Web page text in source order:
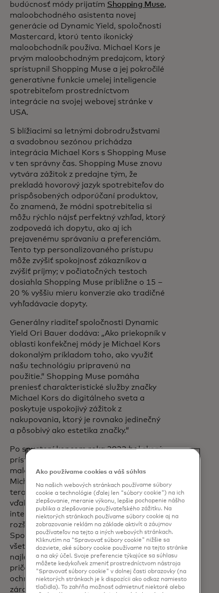
budúcnosť módy prijatím Shopping Muse,
maloobchodného asistenta novej
generácie od Dynamic Yield, spoločnosti
Mastercard, ktorú tento ikonický
maloobchodník používa. Michael Kors je
prvým maloobchodným predajcom, ktorý
sprístupnil Shopping Muse a jej pokročilé
generatívne funkcie umelej inteligencie
spotrebiteľom prostredníctvom
integrácie na svojej webovej stránke v
USA.
S blížiacimi sa letnými dobrodružstvami
a svadobnou sezónou prichádza
integrácia Michael Kors s Shopping Muse
v ten správny čas. Shopping Muse znovu
vytvára zážitok z predajne tým, že
prekladá hovorový jazyk spotrebiteľov do
prispôsobených odporúčaní produktov,
čo znamená, že módni spotrebitelia si
môžu rýchlo nájsť perfektný vzhľad, ktorý
zodpovedá ich dopytu, ako aj ich
prejavenému správaniu a preferenciám.
Tento typ personalizovaného prístupu
môže zvýšiť spokojnosť zákazníkov a
zvýšiť príjmy; v počiatočných testoch
dosiahla Shopping Muse približne o 15 –
20 % vyššiu mieru konverzie ako tradičné
vyhľadávacie dopyty.
Generálny riaditeľ spoločnosti Dynamic
Yield Ori Bauer dodáva: „Ako priekopník v
oblasti konfekčnej módy je Michael Kors
dokonalým príkladom toho, ako využiť
našu technológiu pripravenú na
použitie.“ Shopping Muse pomáha
preniesť charakteristické služby značky
Michael Kors do digitálneho sveta a
poskytuje uspokojivý zážitok z
nakupovania, ktorý je rovnako jedinečný
a pôsobivý ako estetika značky.“
Po spustení koncom roka 2023 bol skorý
prístup k Shopping Muse rozšírený pre
maloobchodníkov s módou vrátane
Michael Kors. Aplikácia Shopping Muse je
teraz dostupná aj pre predajcov nábytku,
vďaka čomu bude nakupovanie čoskoro
inteligentnejšie a bezproblémovejšie pre
rozširujúci sa okruh zákazníkov.
Spoločnosť Mastercard začleňuje do
všetkých svojich produktov a služieb
najlepšie záruky ochrany súkromia,
pričom sa riadi robustným rámcom
ochrany súkromia už v štádiu návrhu a
zároveň uplatňuje efektívne a
Ako používame cookies a váš súhlas
Na našich webových stránkach používame súbory
cookie a technológie (ďalej len "súbory cookie") na ich
zlepšovanie, meranie výkonu, lepšie pochopenie nášho
publika a zlepšovanie používateľského zážitku. Na
niektorých stránkach používame súbory cookie aj na
zobrazovanie reklám na základe aktivít a záujmov
používateľov na tejto a iných webových stránkach.
Kliknutím na "Spravovať súbory cookie" nižšie sa
dozviete, aké súbory cookie používame na tejto stránke
a na aký účel. Svoje preferencie týkajúce sa súhlasu
môžete kedykoľvek zmeniť prostredníctvom nástroja
"Spravovať súbory cookie" v dolnej časti obrazovky (na
niektorých stránkach je k dispozícii ako odkaz namiesto
tlačidla). To zahŕňa možnosť odmietnuť niektoré alebo